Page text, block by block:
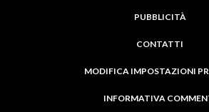
PUBBLICITÀ
CONTATTI
MODIFICA IMPOSTAZIONI
INFORMATIVA